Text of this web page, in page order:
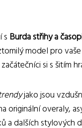
s Burda střihy a
model pro
si s šitím
jako jsou
originální overaly,
a dalších